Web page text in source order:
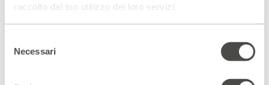
raccolto dal tuo utilizzo dei loro servizi.
delNecessari
Napoli e Artisti Riuniti
Alè Calais
di Osvaldo Guerrieri